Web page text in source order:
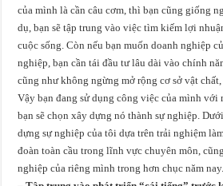
của mình là cần câu cơm, thì bạn cũng giống
dụ, bạn sẽ tập trung vào việc tìm kiếm lợi
cuộc sống. Còn nếu bạn muốn doanh nghiệp
nghiệp, bạn cần tái đầu tư lâu dài vào chính
cũng như không ngừng mở rộng cơ sở vật
Vậy bạn đang sử dụng công việc của mình
bạn sẽ chọn xây dựng nó thành sự nghiệp.
dựng sự nghiệp của tôi dựa trên trải nghiệm
đoàn toàn cầu trong lĩnh vực chuyên môn,
nghiệp của riêng mình trong hơn chục năm nay.